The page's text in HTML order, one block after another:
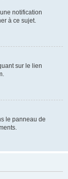
notification
à ce sujet.
sur le lien
le panneau de